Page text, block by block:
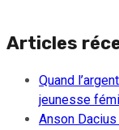
Articles
Quand
jeunesse
Anson